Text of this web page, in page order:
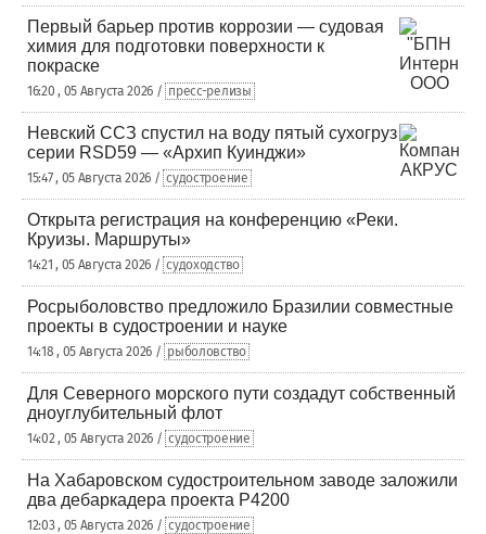
Первый барьер против коррозии — судовая
химия для подготовки поверхности к
покраске
16:20 , 05 Августа 2026 / пресс-релизы
Невский ССЗ спустил на воду пятый сухогруз
серии RSD59 — «Архип Куинджи»
15:47 , 05 Августа 2026 / судостроение
Открыта регистрация на конференцию «Реки.
Круизы. Маршруты»
14:21 , 05 Августа 2026 / судоходство
Росрыболовство предложило Бразилии совместные
проекты в судостроении и науке
14:18 , 05 Августа 2026 / рыболовство
Для Северного морского пути создадут собственный
дноуглубительный флот
14:02 , 05 Августа 2026 / судостроение
На Хабаровском судостроительном заводе заложили
два дебаркадера проекта Р4200
12:03 , 05 Августа 2026 / судостроение